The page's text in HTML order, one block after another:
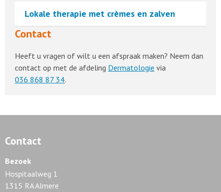
Lokale therapie met crèmes en zalven
Contact
Heeft u vragen of wilt u een afspraak maken? Neem dan
contact op met de afdeling Dermatologie via
036 868 87 34.
Contact
Bezoek
Hospitaalweg 1
1315 RA Almere